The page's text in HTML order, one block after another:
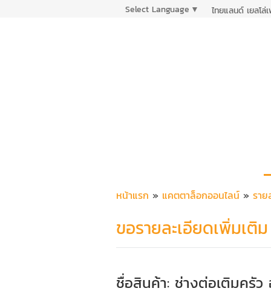
Select Language ▼ ไทยแลนด์ เยลโล่
หน้าแรก » แคตตาล็อกออนไลน์ » ราย
ขอรายละเอียดเพิ่มเติม
ชื่อสินค้า: ช่างต่อเติมครั